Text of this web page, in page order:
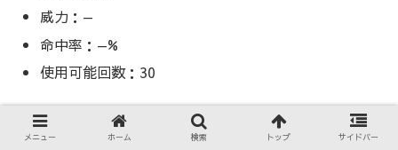
威力：—
命中率：—%
使用可能回数：30
ミサイルばり（英語名：Pin Missile）
メニュー ホーム 検索 トップ サイドバー